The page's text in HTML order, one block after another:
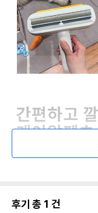
후기 총 1 건